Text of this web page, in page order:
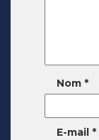
Nom *
E-mail *